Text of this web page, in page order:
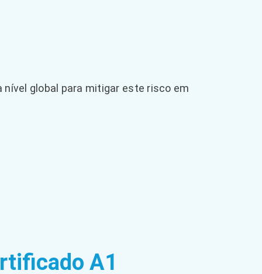
nível global para mitigar este risco em
A1